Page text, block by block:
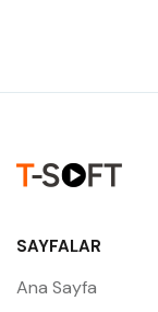
SAYFALAR
Ana Sayfa